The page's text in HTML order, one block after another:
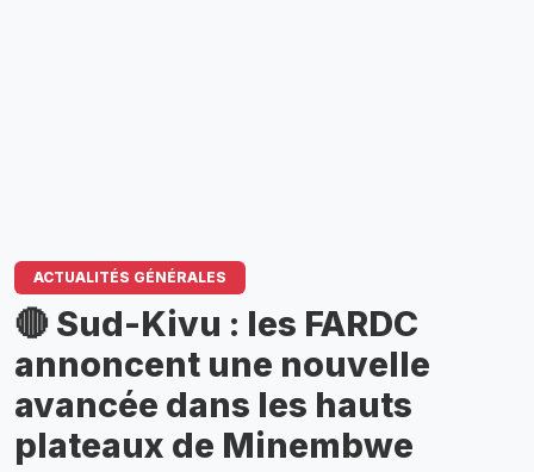
ACTUALITÉS GÉNÉRALES
🔴 Sud-Kivu : les FARDC
annoncent une nouvelle
avancée dans les hauts
plateaux de Minembwe